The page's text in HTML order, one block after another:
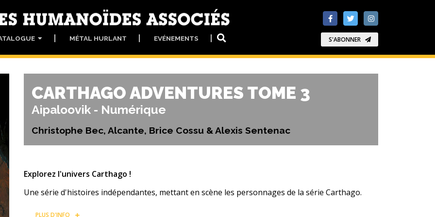
S'ABONNER
MÉTAL HURLANT EVÉNEMENTS
CARTHAGO ADVENTURES TOME 3
Aipaloovik - Numérique
Christophe Bec, Alcante, Brice Cossu & Alexis Sentenac
Explorez l'univers Carthago !
Une série d'histoires indépendantes, mettant en scène les personnages de la série Carthago.
PLUS D'INFO